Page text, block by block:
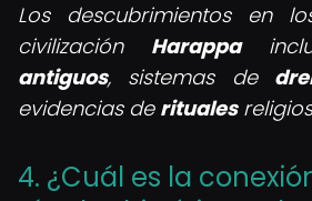
Los descubrimientos en
civilización Harappa
antiguos, sistemas de
evidencias de rituales
4. ¿Cuál es la